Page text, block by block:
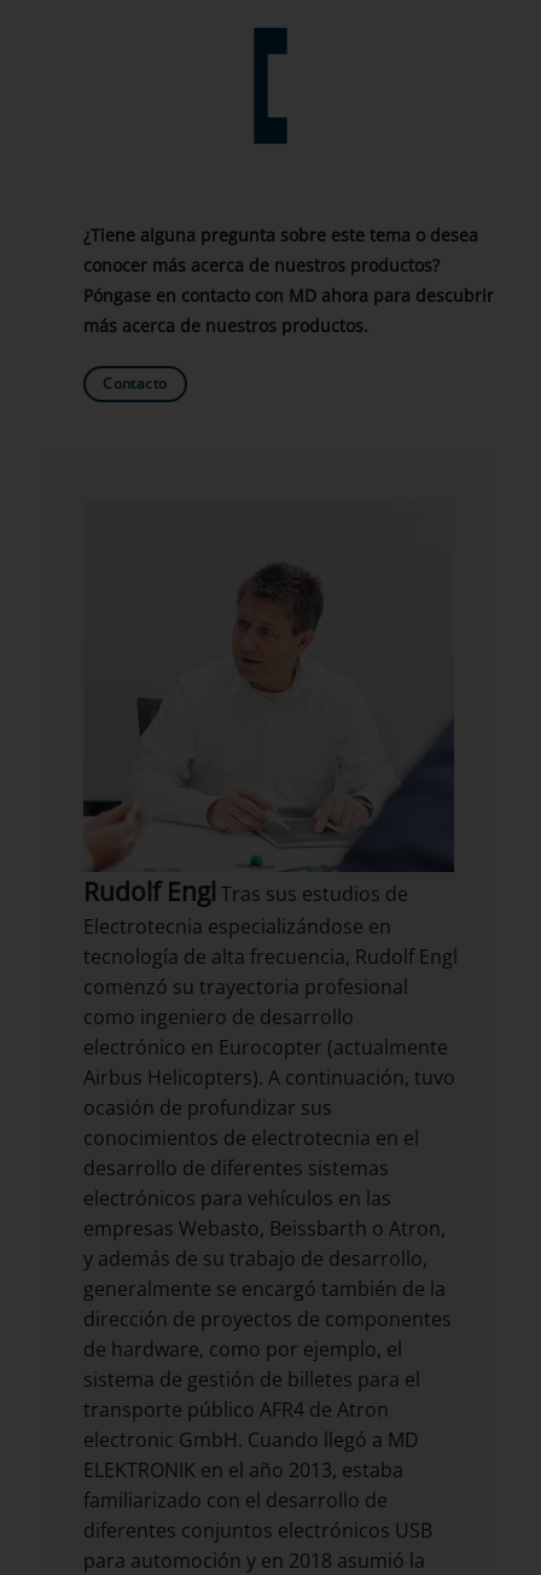
¿Tiene alguna pregunta sobre este tema o desea
conocer más acerca de nuestros productos?
Póngase en contacto con MD ahora para descubrir
más acerca de nuestros productos.
Contacto
Rudolf Engl Tras sus estudios de
Electrotecnia especializándose en
tecnología de alta frecuencia, Rudolf Engl
comenzó su trayectoria profesional
como ingeniero de desarrollo
electrónico en Eurocopter (actualmente
Airbus Helicopters). A continuación, tuvo
ocasión de profundizar sus
conocimientos de electrotecnia en el
desarrollo de diferentes sistemas
electrónicos para vehículos en las
empresas Webasto, Beissbarth o Atron,
y además de su trabajo de desarrollo,
generalmente se encargó también de la
dirección de proyectos de componentes
de hardware, como por ejemplo, el
sistema de gestión de billetes para el
transporte público AFR4 de Atron
electronic GmbH. Cuando llegó a MD
ELEKTRONIK en el año 2013, estaba
familiarizado con el desarrollo de
diferentes conjuntos electrónicos USB
para automoción y en 2018 asumió la